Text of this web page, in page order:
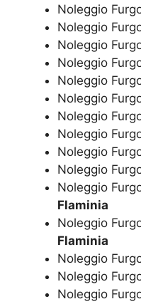
Noleggio
Noleggio
Noleggio
Noleggio
Noleggio
Noleggio
Noleggio
Noleggio
Noleggio
Noleggio
Noleggio
Flaminia
Noleggio
Flaminia
Noleggio
Noleggio
Noleggio